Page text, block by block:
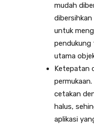
mudah
untuk
pendukung
utama
Ketepatan
cetakan
halus,
aplikasi